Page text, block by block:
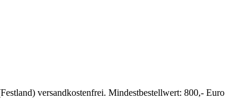
versandkostenfrei. Mindestbestellwert: 800,- Euro